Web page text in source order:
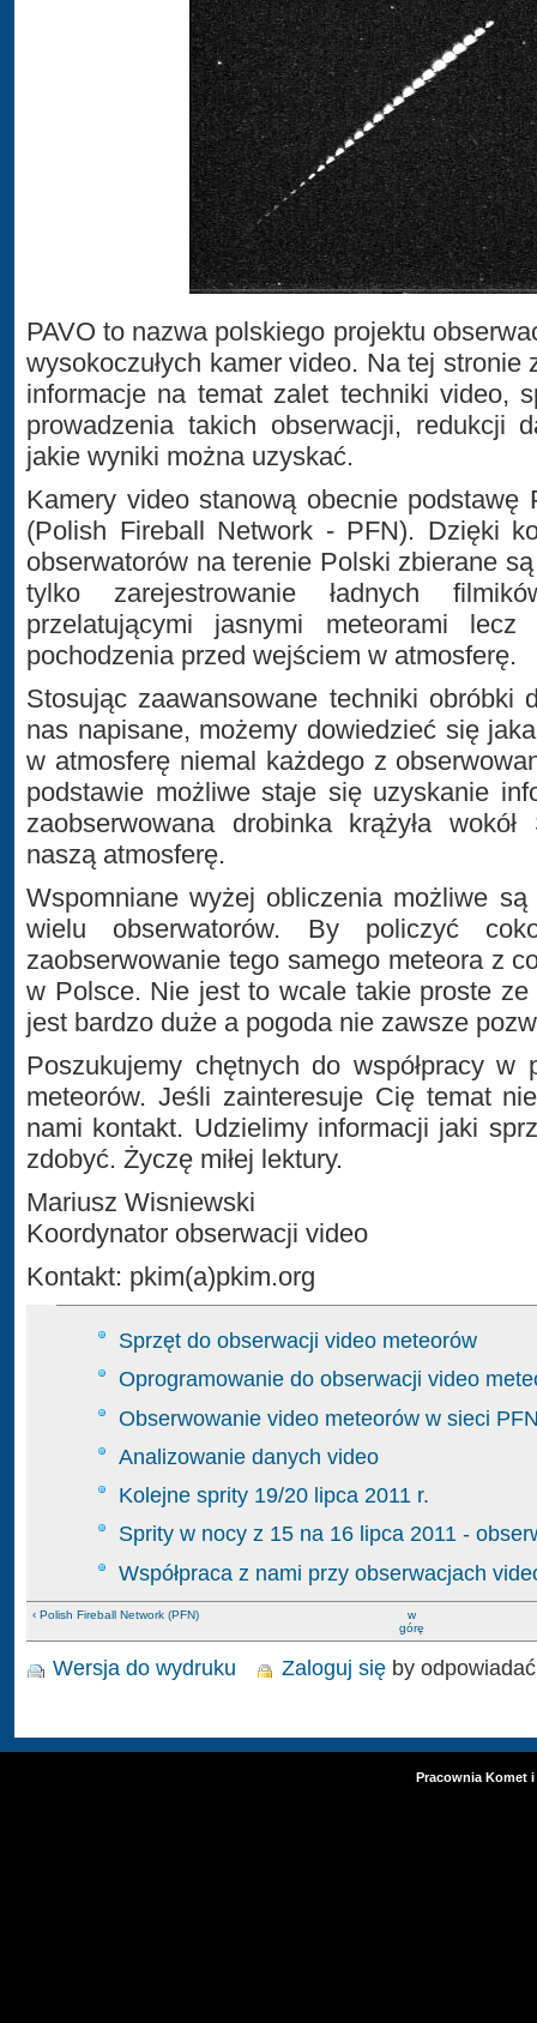
PAVO to nazwa polskiego projektu
wysokoczułych kamer video. Na tej stronie
informacje na temat zalet techniki video,
prowadzenia takich obserwacji, redukcji
jakie wyniki można uzyskać.
Kamery video stanową obecnie podstawę
(Polish Fireball Network - PFN). Dzięki
obserwatorów na terenie Polski zbierane
tylko zarejestrowanie ładnych
przelatującymi jasnymi meteorami
pochodzenia przed wejściem w atmosferę.
Stosując zaawansowane techniki obróbki
nas napisane, możemy dowiedzieć się
w atmosferę niemal każdego z
podstawie możliwe staje się uzyskanie
zaobserwowana drobinka krążyła
naszą atmosferę.
Wspomniane wyżej obliczenia możliwe są
wielu obserwatorów. By policzyć
zaobserwowanie tego samego meteora z
w Polsce. Nie jest to wcale takie proste
jest bardzo duże a pogoda nie zawsze
Poszukujemy chętnych do współpracy w
meteorów. Jeśli zainteresuje Cię temat
nami kontakt. Udzielimy informacji jaki
zdobyć. Życzę miłej lektury.
Mariusz Wisniewski
Koordynator obserwacji video
Kontakt: pkim(a)pkim.org
Sprzęt do obserwacji video meteorów
Oprogramowanie do obserwacji video
Obserwowanie video meteorów w sieci
Analizowanie danych video
Kolejne sprity 19/20 lipca 2011 r.
Sprity w nocy z 15 na 16 lipca 2011 -
Współpraca z nami przy obserwacjach
‹ Polish Fireball Network (PFN)
w
górę
Wersja do wydruku Zaloguj się by odpowiadać
Pracownia Komet